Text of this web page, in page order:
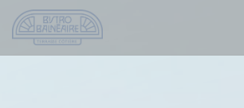
クッキー利用の管理について